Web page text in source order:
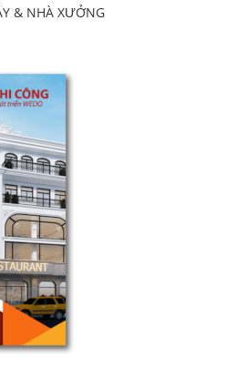
& NHÀ XƯỞNG